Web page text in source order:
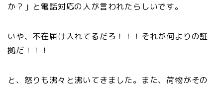
か？」と電話対応の人が言われたらしいです。
いや、不在届け入れてるだろ！！！それが何よりの証
拠だ！！！
と、怒りも沸々と沸いてきました。また、荷物がその